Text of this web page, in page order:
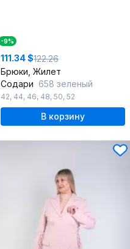
-9%
111.34 $122.26
Брюки, Жилет
Содари 658 зеленый
42, 44, 46, 48, 50, 52
В корзину